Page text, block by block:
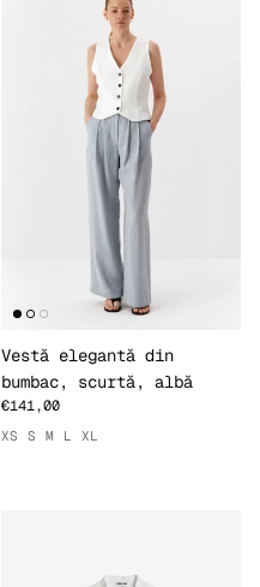
Vestă elegantă din
bumbac, scurtă, albă
€141,00
XS S M L XL